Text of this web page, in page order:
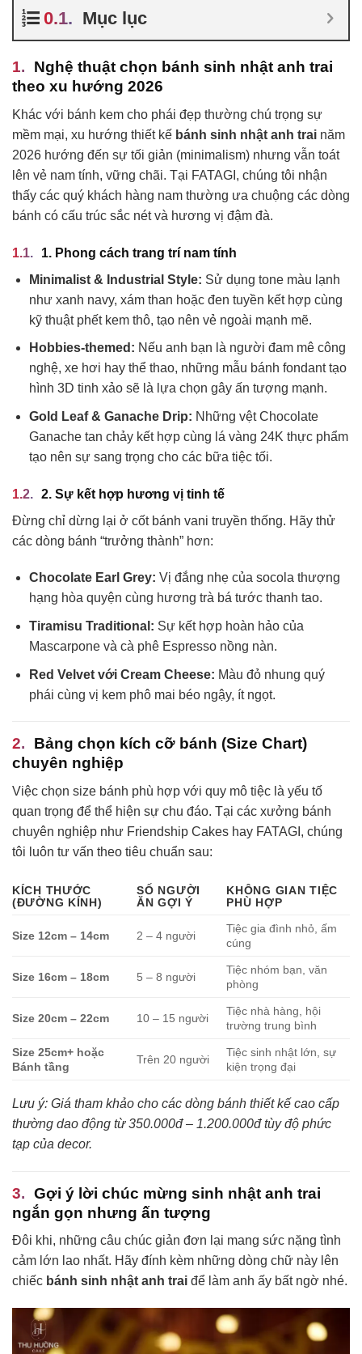
Mục lục
Nghệ thuật chọn bánh sinh nhật anh trai
theo xu hướng 2026
Khác với bánh kem cho phái đẹp thường chú trọng sự
mềm mại, xu hướng thiết kế bánh sinh nhật anh trai năm
2026 hướng đến sự tối giản (minimalism) nhưng vẫn toát
lên vẻ nam tính, vững chãi. Tại FATAGI, chúng tôi nhận
thấy các quý khách hàng nam thường ưa chuộng các dòng
bánh có cấu trúc sắc nét và hương vị đậm đà.
1. Phong cách trang trí nam tính
Minimalist & Industrial Style: Sử dụng tone màu lạnh
như xanh navy, xám than hoặc đen tuyền kết hợp cùng
kỹ thuật phết kem thô, tạo nên vẻ ngoài mạnh mẽ.
Hobbies-themed: Nếu anh bạn là người đam mê công
nghệ, xe hơi hay thể thao, những mẫu bánh fondant tạo
hình 3D tinh xảo sẽ là lựa chọn gây ấn tượng mạnh.
Gold Leaf & Ganache Drip: Những vệt Chocolate
Ganache tan chảy kết hợp cùng lá vàng 24K thực phẩm
tạo nên sự sang trọng cho các bữa tiệc tối.
2. Sự kết hợp hương vị tinh tế
Đừng chỉ dừng lại ở cốt bánh vani truyền thống. Hãy thử
các dòng bánh “trưởng thành” hơn:
Chocolate Earl Grey: Vị đắng nhẹ của socola thượng
hạng hòa quyện cùng hương trà bá tước thanh tao.
Tiramisu Traditional: Sự kết hợp hoàn hảo của
Mascarpone và cà phê Espresso nồng nàn.
Red Velvet với Cream Cheese: Màu đỏ nhung quý
phái cùng vị kem phô mai béo ngậy, ít ngọt.
Bảng chọn kích cỡ bánh (Size Chart)
chuyên nghiệp
Việc chọn size bánh phù hợp với quy mô tiệc là yếu tố
quan trọng để thể hiện sự chu đáo. Tại các xưởng bánh
chuyên nghiệp như Friendship Cakes hay FATAGI, chúng
tôi luôn tư vấn theo tiêu chuẩn sau:
KÍCH THƯỚC
(ĐƯỜNG KÍNH)
SỐ NGƯỜI
ĂN GỢI Ý
KHÔNG GIAN TIỆC
PHÙ HỢP
Size 12cm – 14cm 2 – 4 người
Tiệc gia đình nhỏ, ấm
cúng
Size 16cm – 18cm 5 – 8 người
Tiệc nhóm bạn, văn
phòng
Size 20cm – 22cm 10 – 15 người
Tiệc nhà hàng, hội
trường trung bình
Size 25cm+ hoặc
Bánh tầng
Trên 20 người
Tiệc sinh nhật lớn, sự
kiện trọng đại
Lưu ý: Giá tham khảo cho các dòng bánh thiết kế cao cấp
thường dao động từ 350.000đ – 1.200.000đ tùy độ phức
tạp của decor.
Gợi ý lời chúc mừng sinh nhật anh trai
ngắn gọn nhưng ấn tượng
Đôi khi, những câu chúc giản đơn lại mang sức nặng tình
cảm lớn lao nhất. Hãy đính kèm những dòng chữ này lên
chiếc bánh sinh nhật anh trai để làm anh ấy bất ngờ nhé.